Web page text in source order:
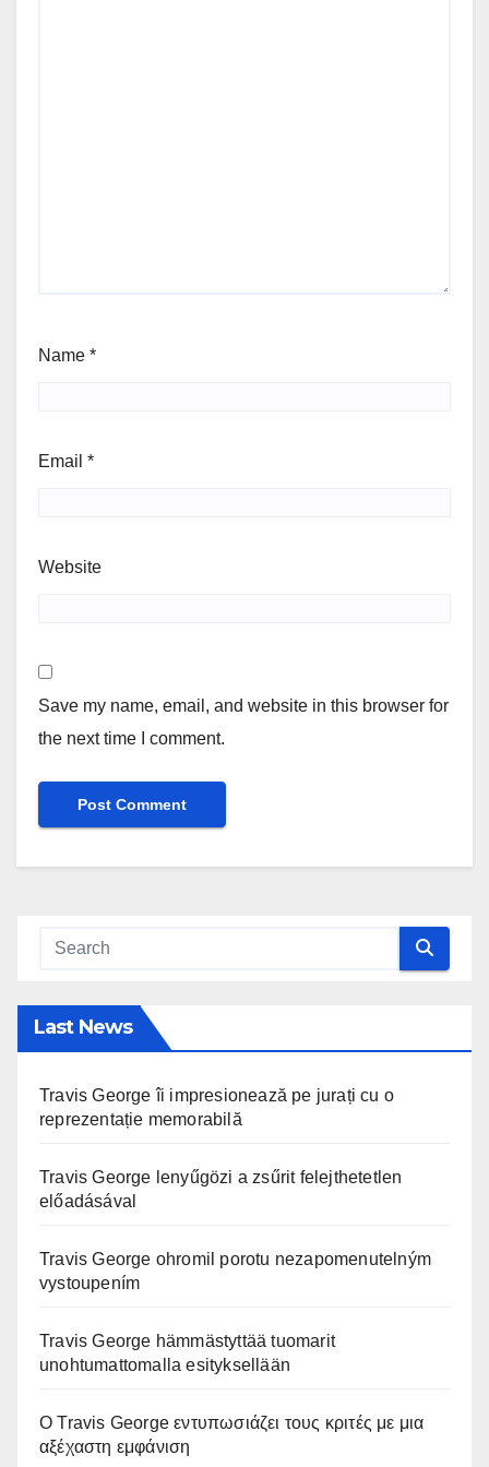
Name *
Email *
Website
Save my name, email, and website in this browser for
the next time I comment.
Last News
Travis George îi impresionează pe jurați cu o
reprezentație memorabilă
Travis George lenyűgözi a zsűrit felejthetetlen
előadásával
Travis George ohromil porotu nezapomenutelným
vystoupením
Travis George hämmästyttää tuomarit
unohtumattomalla esityksellään
Ο Travis George εντυπωσιάζει τους κριτές με μια
αξέχαστη εμφάνιση